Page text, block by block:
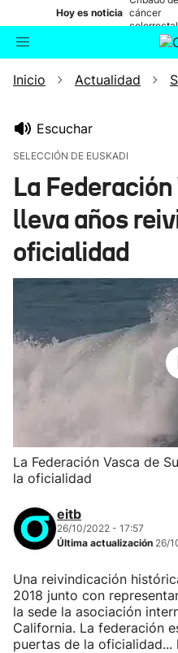
Hoy es noticia cáncer
colorrectal
Buscador
Inicio Actualidad
Escuchar
SELECCIÓN DE EUSKADI
La
lleva años
oficialidad
La Federación Vasca de
la oficialidad
eitb
26/10/2022 - 17:57
Última actualización 26/
Una reivindicación
2018 junto con
la sede la asociación
California. La federación
puertas de la oficialidad...